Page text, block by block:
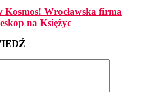
Kosmos! Wrocławska firma
na Księżyc